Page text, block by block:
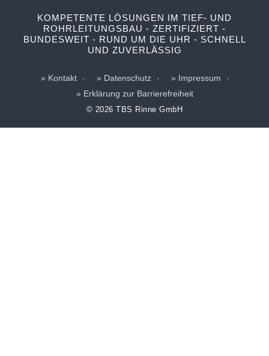
KOMPETENTE LÖSUNGEN IM TIEF- UND
ROHRLEITUNGSBAU - ZERTIFIZIERT -
BUNDESWEIT - RUND UM DIE UHR - SCHNELL
UND ZUVERLÄSSIG
Kontakt Datenschutz
Impressum
Erklärung zur Barrierefreiheit
© 2026 TBS Rinne GmbH